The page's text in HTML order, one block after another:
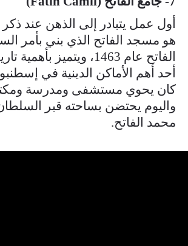
أول عمل يتبادر إلى الذهن عند
هو مسجد الفاتح الذي بني بأمر
الفاتح عام 1463، ويتميز
أحد أهم الأماكن الدينية في
كان يحوي مستشفى ومدرسة
واليوم يحتضن بساحته قبر
محمد الفاتح.